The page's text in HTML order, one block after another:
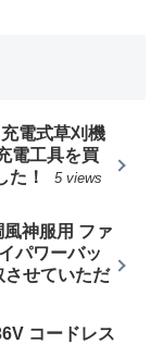
電式草刈機
電工具を買
た！
5 views
神服用 ファ
パワーバッ
させていただ
コードレス